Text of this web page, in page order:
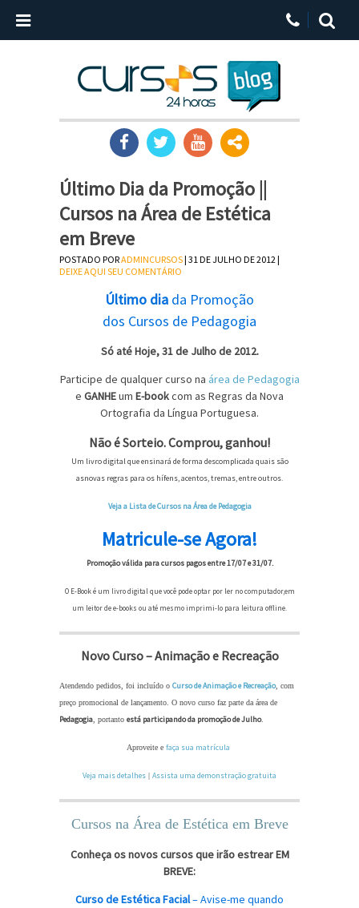
Último Dia da Promoção ||
Cursos na Área de Estética
em Breve
POSTADO PORADMINCURSOS| 31 DE JULHO DE 2012 |
DEIXE AQUI SEU COMENTÁRIO
Último dia da Promoção
dos Cursos de Pedagogia
Só até Hoje, 31 de Julho de 2012.
Participe de qualquer curso na área de Pedagogia
e GANHEum E-bookcom as Regras da Nova
Ortografia da Língua Portuguesa.
Não é Sorteio. Comprou, ganhou!
Um livro digital que ensinará de forma descomplicada quais são
asnovas regras para os hífens, acentos, tremas, entre outros.
Veja a Lista de Cursos na Área de Pedagogia
Matricule-se Agora!
Promoção válida para cursos pagos entre 17/07 e 31/07.
O E-Book é um livro digital que você pode optar por ler no computador,em
um leitor de e-books ou até mesmo imprimi-lo para leitura offline.
Novo Curso – Animação e Recreação
Atendendo pedidos, foi incluído o Curso de Animação e Recreação, com
preço promocional de lançamento. O novo curso faz parte da área de
Pedagogia , portanto está participando da promoção de Julho.
Aproveite e faça sua matrícula
Veja mais detalhes | Assista uma demonstração gratuita
Cursos na Área de Estética em Breve
Conheça os novos cursos que irão estrear EM
BREVE:
Curso de Estética Facial–Avise-me quando